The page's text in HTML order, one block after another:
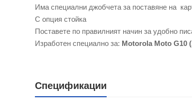
Има специални джобчета за поставяне на
С опция стойка
Поставете по правилният начин за удобно
Изработен специално за: Motorola Moto G10 (
Спецификации